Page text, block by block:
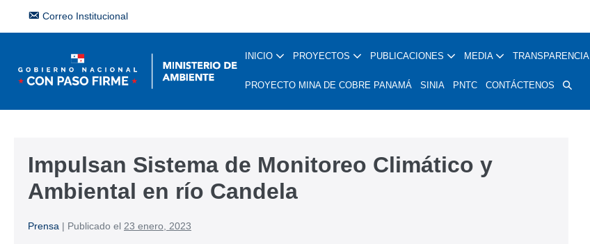
Correo Institucional
INICIO PROYECTOS PUBLICACIONES MEDIA TRANSPARENCIA
PROYECTO MINA DE COBRE PANAMÁ SINIA PNTC CONTÁCTENOS
Impulsan Sistema de Monitoreo Climático y
Ambiental en río Candela
Prensa | Publicado el 23 enero, 2023